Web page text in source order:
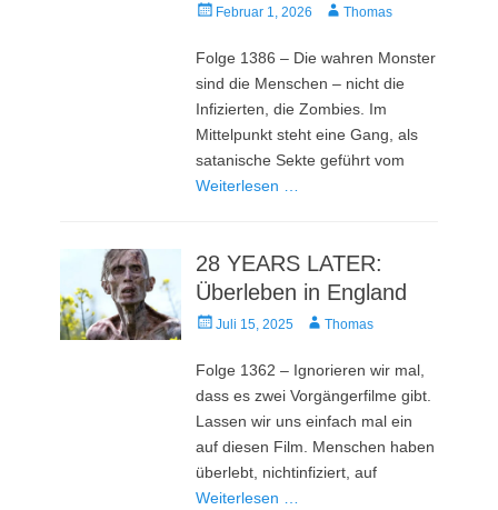
Veröffentlicht
Februar 1, 2026 AutorThomas
Folge 1386 – Die wahren Monster
sind die Menschen – nicht die
Infizierten, die Zombies. Im
Mittelpunkt steht eine Gang, als
satanische Sekte geführt vom
Weiterlesen …
28 YEARS LATER:
Überleben in England
Veröffentlicht
Juli 15, 2025 AutorThomas
Folge 1362 – Ignorieren wir mal,
dass es zwei Vorgängerfilme gibt.
Lassen wir uns einfach mal ein
auf diesen Film. Menschen haben
überlebt, nichtinfiziert, auf
Weiterlesen …